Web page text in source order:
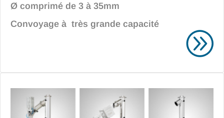
Ø comprimé de 3 à 35mm
Convoyage à très grande capacité